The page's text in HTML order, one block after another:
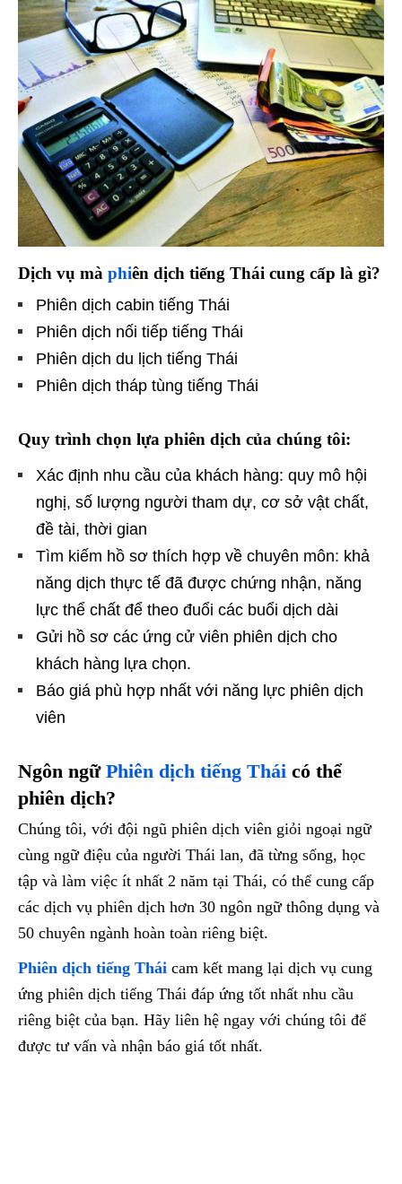
Dịch vụ mà phiên dịch tiếng Thái cung cấp là gì?
Phiên dịch cabin tiếng Thái
Phiên dịch nối tiếp tiếng Thái
Phiên dịch du lịch tiếng Thái
Phiên dịch tháp tùng tiếng Thái
Quy trình chọn lựa phiên dịch của chúng tôi:
Xác định nhu cầu của khách hàng: quy mô hội
nghị, số lượng người tham dự, cơ sở vật chất,
đề tài, thời gian
Tìm kiếm hồ sơ thích hợp về chuyên môn: khả
năng dịch thực tế đã được chứng nhận, năng
lực thể chất để theo đuổi các buổi dịch dài
Gửi hồ sơ các ứng cử viên phiên dịch cho
khách hàng lựa chọn.
Báo giá phù hợp nhất với năng lực phiên dịch
viên
Ngôn ngữ Phiên dịch tiếng Thái có thể
phiên dịch?
Chúng tôi, với đội ngũ phiên dịch viên giỏi ngoại ngữ
cùng ngữ điệu của người Thái lan, đã từng sống, học
tập và làm việc ít nhất 2 năm tại Thái, có thể cung cấp
các dịch vụ phiên dịch hơn 30 ngôn ngữ thông dụng và
50 chuyên ngành hoàn toàn riêng biệt.
Phiên dịch tiếng Thái cam kết mang lại dịch vụ cung
ứng phiên dịch tiếng Thái đáp ứng tốt nhất nhu cầu
riêng biệt của bạn. Hãy liên hệ ngay với chúng tôi để
được tư vấn và nhận báo giá tốt nhất.